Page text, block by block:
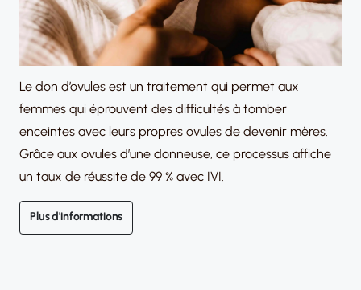
Le don d’ovules est un traitement qui permet aux
femmes qui éprouvent des difficultés à tomber
enceintes avec leurs propres ovules de devenir mères.
Grâce aux ovules d’une donneuse, ce processus affiche
un taux de réussite de 99 % avec IVI.
Plus d'informations